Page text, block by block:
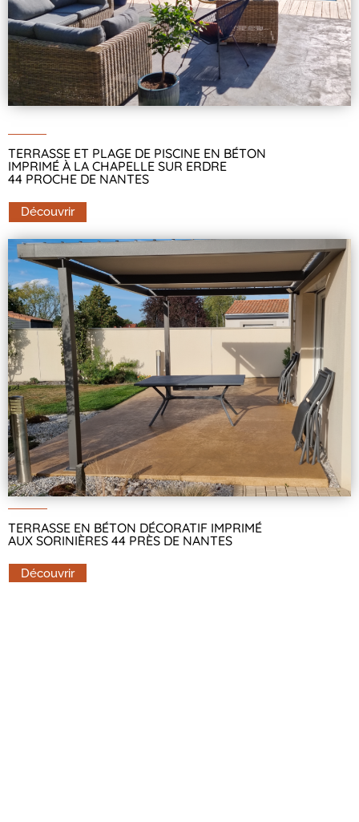
TERRASSE ET PLAGE DE PISCINE EN BÉTON
IMPRIMÉ À LA CHAPELLE SUR ERDRE
44 PROCHE DE NANTES
Découvrir
TERRASSE EN BÉTON DÉCORATIF IMPRIMÉ
AUX SORINIÈRES 44 PRÈS DE NANTES
Découvrir